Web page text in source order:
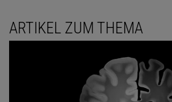
ARTIKEL ZUM THEMA